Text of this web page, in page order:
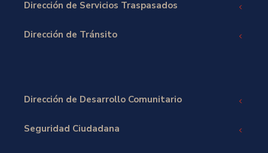
Dirección de Servicios Traspasados
Dirección de Tránsito
Dirección de Desarrollo Comunitario
Seguridad Ciudadana